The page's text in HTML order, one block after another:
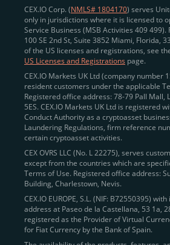
CEX.IO Corp. (NMLS# 1804170) serves
only in jurisdictions where it is licensed to
Service Business (MSB Activities 409 499).
100 SE 2nd St, Suite 3852 Miami, Florida,
of the US licenses and registrations, see
US Licenses and Registrations page.
CEX.IO Markets UK Ltd (company number
resident customers under the applicable
Registered office address: 78-79 Pall Mall,
5ES. CEX.IO Markets UK Ltd is registered
Conduct Authority as a cryptoasset
Laundering Regulations, firm reference
certain cryptoasset activities.
CEX OVRS LLC (No. L 22275), serves
except from the countries which are
Terms of Use. Registered office address:
Building, Charlestown, Nevis.
CEX.IO EUROPE, S.L. (NIF: B72550395)
address at Paseo de la Castellana, 53 1a,
registered as the Provider of Virtual
for Fiat Currency by the Bank of Spain.